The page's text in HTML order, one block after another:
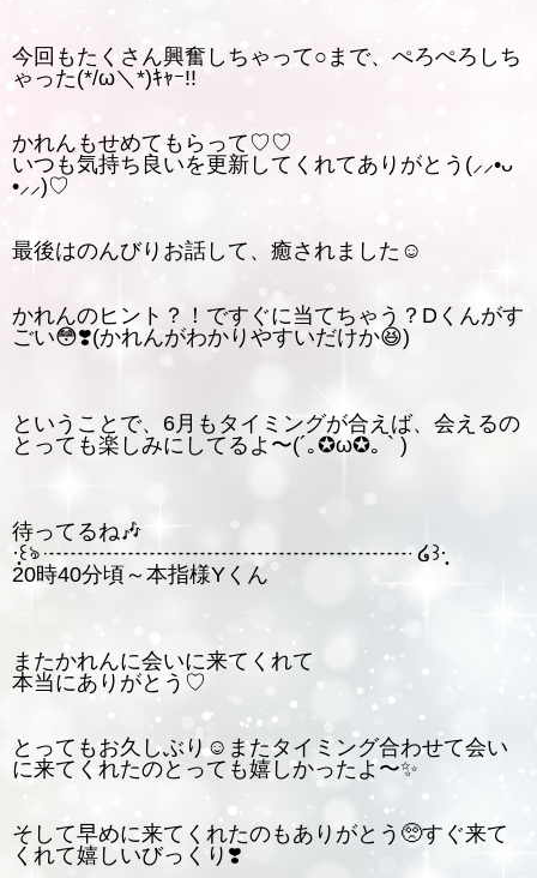
今回もたくさん興奮しちゃって○まで、ぺろぺろしち
ゃった(*/ω＼*)ｷｬｰ!!
かれんもせめてもらって♡♡
いつも気持ち良いを更新してくれてありがとう(⸝⸝•ᴗ
•⸝⸝)♡
最後はのんびりお話して、癒されました☺️
かれんのヒント？！ですぐに当てちゃう？Dくんがす
ごい😳❣️(かれんがわかりやすいだけか😆)
ということで、6月もタイミングが合えば、会えるの
とっても楽しみにしてるよ〜(´｡✪ω✪｡ ` )
待ってるね🎶
·̩͙꒰ঌ ┈┈┈┈┈┈┈┈┈┈┈┈┈┈┈┈┈ ໒꒱·̩͙
20時40分頃～本指様Yくん
またかれんに会いに来てくれて
本当にありがとう♡
とってもお久しぶり☺️またタイミング合わせて会い
に来てくれたのとっても嬉しかったよ〜✨
そして早めに来てくれたのもありがとう🥺すぐ来て
くれて嬉しいびっくり❣️